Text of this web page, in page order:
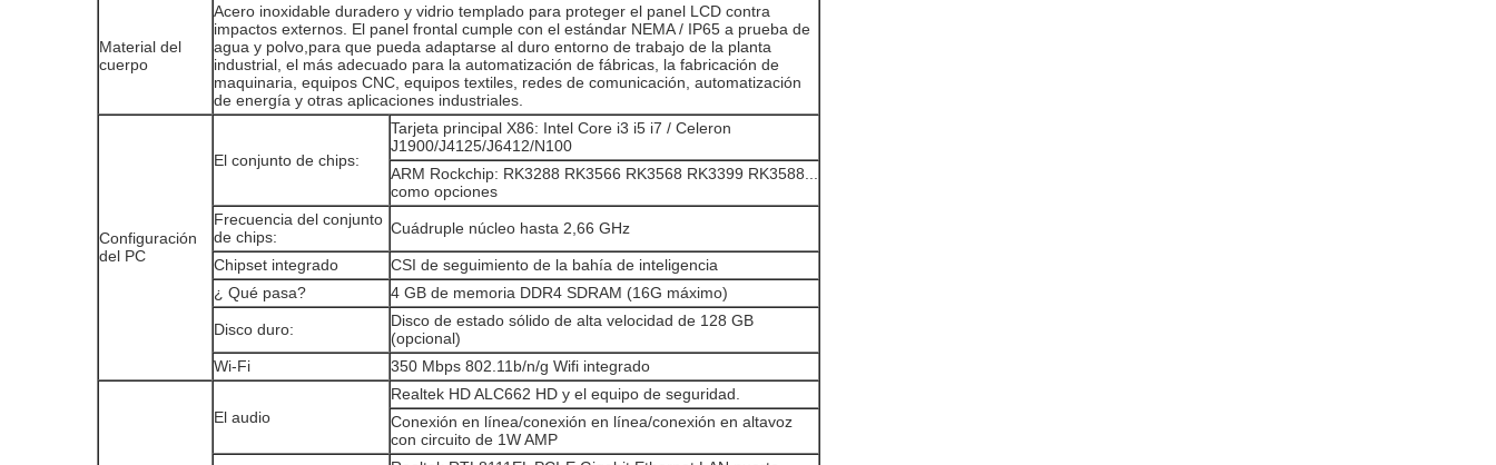
Material del
cuerpo
Acero inoxidable duradero y vidrio templado para proteger el panel LCD contra
impactos externos. El panel frontal cumple con el estándar NEMA / IP65 a prueba de
agua y polvo,para que pueda adaptarse al duro entorno de trabajo de la planta
industrial, el más adecuado para la automatización de fábricas, la fabricación de
maquinaria, equipos CNC, equipos textiles, redes de comunicación, automatización
de energía y otras aplicaciones industriales.
Configuración
del PC
El conjunto de chips:
Tarjeta principal X86: Intel Core i3 i5 i7 / Celeron
J1900/J4125/J6412/N100
ARM Rockchip: RK3288 RK3566 RK3568 RK3399 RK3588...
como opciones
Frecuencia del conjunto
de chips:
Cuádruple núcleo hasta 2,66 GHz
Chipset integrado
CSI de seguimiento de la bahía de inteligencia
¿ Qué pasa?
4 GB de memoria DDR4 SDRAM (16G máximo)
Disco duro:
Disco de estado sólido de alta velocidad de 128 GB
(opcional)
Wi-Fi
350 Mbps 802.11b/n/g Wifi integrado
El audio
Realtek HD ALC662 HD y el equipo de seguridad.
Conexión en línea/conexión en línea/conexión en altavoz
con circuito de 1W AMP